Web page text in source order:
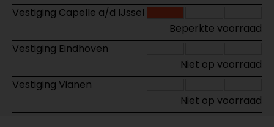
Vestiging Capelle a/d IJssel
Beperkte voorraad
Vestiging Eindhoven
Niet op voorraad
Vestiging Vianen
Niet op voorraad